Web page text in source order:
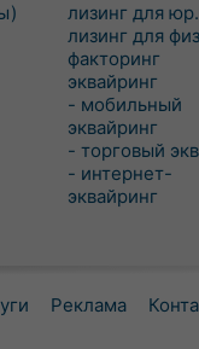
лизинг для
лизинг для
факторинг
эквайринг
- мобильный
эквайринг
- торговый
- интернет-
эквайринг
Реклама